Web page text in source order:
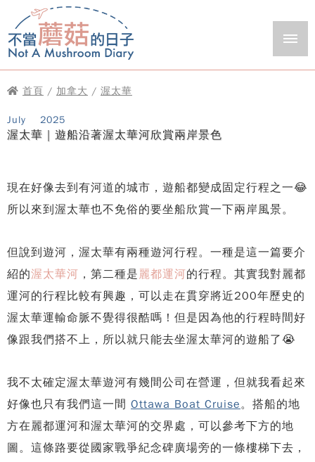
首頁 / 加拿大 / 渥太華
July 2025
渥太華｜遊船沿著渥太華河欣賞兩岸景色
現在好像去到有河道的城市，遊船都變成固定行程之一😂
所以來到渥太華也不免俗的要坐船欣賞一下兩岸風景。
但說到遊河，渥太華有兩種遊河行程。一種是這一篇要介
紹的渥太華河 ，第二種是麗都運河的行程。其實我對麗都
運河的行程比較有興趣，可以走在貫穿將近200年歷史的
渥太華運輸命脈不覺得很酷嗎！但是因為他的行程時間好
像跟我們搭不上，所以就只能去坐渥太華河的遊船了😭
我不太確定渥太華遊河有幾間公司在營運，但就我看起來
好像也只有我們這一間 Ottawa Boat Cruise。搭船的地
方在麗都運河和渥太華河的交界處，可以參考下方的地
圖。這條路要從國家戰爭紀念碑廣場旁的一條樓梯下去，